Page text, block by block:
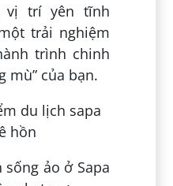
vị trí yên tĩnh
trải nghiệm
trình chinh
mù” của bạn.
ảo ở Sapa